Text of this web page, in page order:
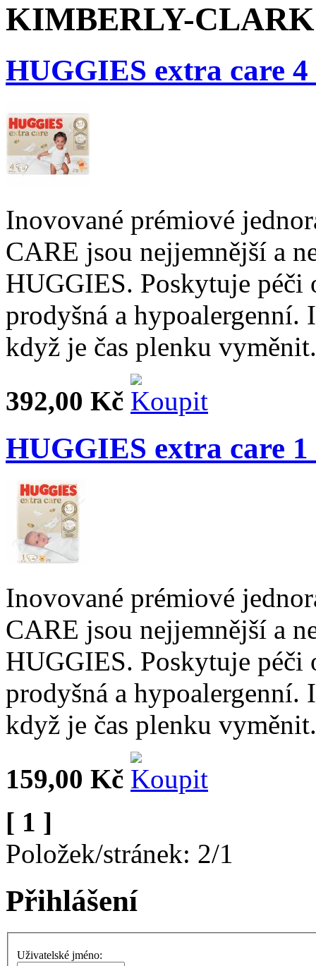
KIMBERLY-
HUGGIES extra care 4
Inovované prémiové
CARE jsou nejjemnější a
HUGGIES. Poskytuje péči
prodyšná a
když je čas plenku vyměnit.
392,00 Kč
HUGGIES extra care 1
Inovované prémiové
CARE jsou nejjemnější a
HUGGIES. Poskytuje péči
prodyšná a
když je čas plenku vyměnit.
159,00 Kč
[ 1 ]
Položek/stránek: 2/1
Přihlášení
Uživatelské jméno: